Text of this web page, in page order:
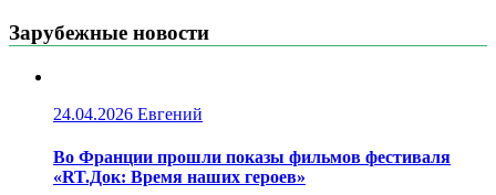
Зарубежные новости
24.04.2026 Евгений
Во Франции прошли показы фильмов фестиваля
«RT.Док: Время наших героев»